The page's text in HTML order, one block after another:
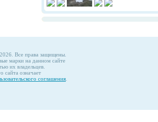
2026. Все права защищены.
марки на данном сайте
их владельцев.
сайта означает
соглашения